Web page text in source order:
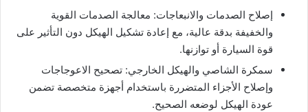
إصلاح الصدمات والانبعاجات: معالجة الصدمات القوية
والخفيفة بدقة عالية، مع إعادة تشكيل الهيكل دون التأثير على
قوة السيارة أو توازنها.
سمكرة الشاصي والهيكل الخارجي: تصحيح الاعوجاجات
وإصلاح الأجزاء المتضررة باستخدام أجهزة متخصصة تضمن
عودة الهيكل لوضعه الصحيح.